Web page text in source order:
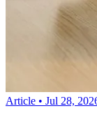
Article • Jul 28,